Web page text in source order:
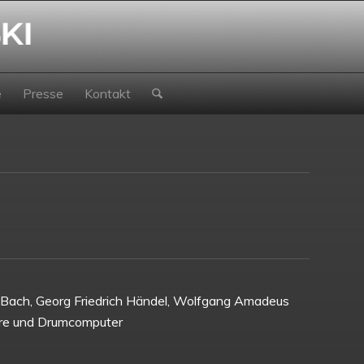
Presse Kontakt
Georg Friedrich Händel, Wolfgang Amadeus
und Drumcomputer